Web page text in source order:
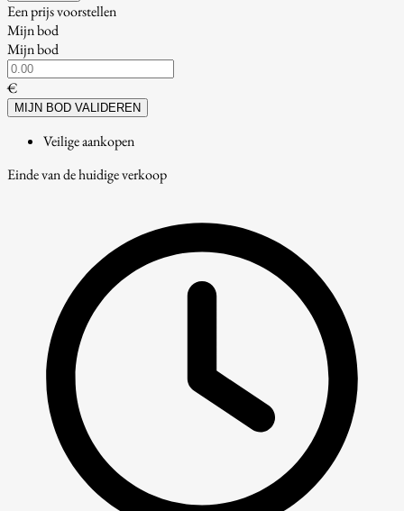
Een prijs voorstellen
Mijn bod
Mijn bod
€
MIJN BOD VALIDEREN
Veilige aankopen
Einde van de huidige verkoop